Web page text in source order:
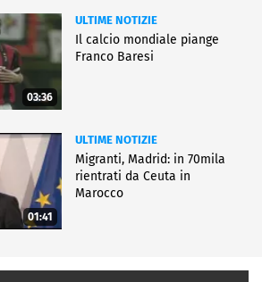
03:36
ULTIME NOTIZIE
Il calcio mondiale piange
Franco Baresi
01:41
ULTIME NOTIZIE
Migranti, Madrid: in 70mila
rientrati da Ceuta in
Marocco